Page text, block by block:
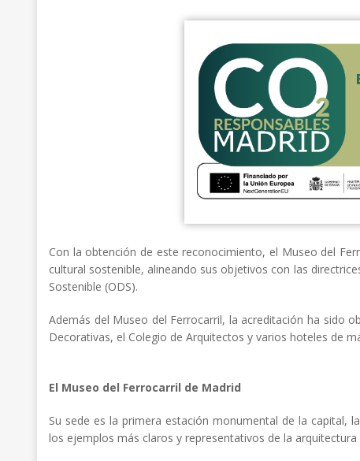
Con la obtención de este reconocimiento, el Museo del
cultural sostenible, alineando sus objetivos con las
Sostenible (ODS).
Además del Museo del Ferrocarril, la acreditación ha sido
Decorativas, el Colegio de Arquitectos y varios hoteles de
El Museo del Ferrocarril de Madrid
Su sede es la primera estación monumental de la capital,
los ejemplos más claros y representativos de la arquitectura